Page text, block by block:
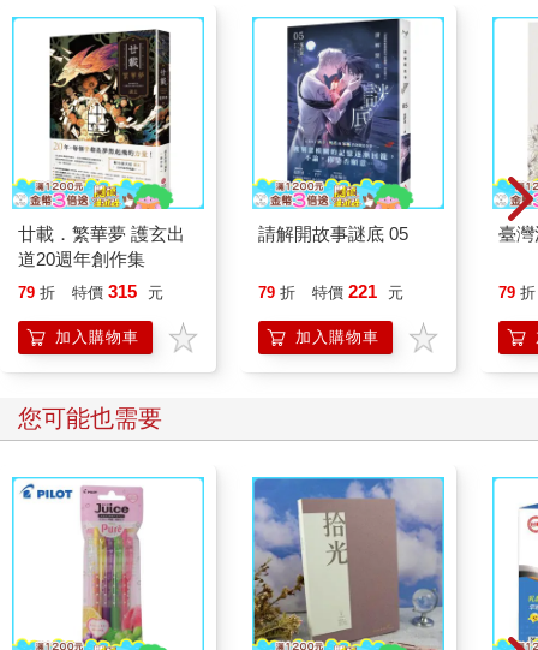
廿載．繁華夢 護玄出
道20週年創作集
79 折 特價 315 元
加入購物車
請解開故事謎底 05
79 折 特價 221 元
加入購物車
臺
79 折
您可能也需要